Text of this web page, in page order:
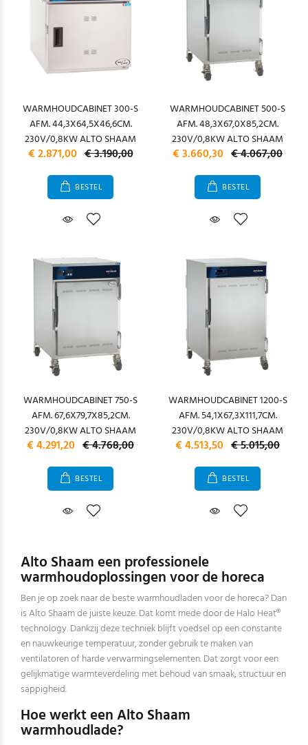
WARMHOUDCABINET 300-S
AFM. 44,3X64,5X46,6CM.
230V/0,8KW ALTO SHAAM
€ 2.871,00 € 3.190,00
BESTEL
WARMHOUDCABINET 500-S
AFM. 48,3X67,0X85,2CM.
230V/0,8KW ALTO SHAAM
€ 3.660,30 € 4.067,00
BESTEL
WARMHOUDCABINET 750-S
AFM. 67,6X79,7X85,2CM.
230V/0,8KW ALTO SHAAM
€ 4.291,20 € 4.768,00
BESTEL
WARMHOUDCABINET 1200-S
AFM. 54,1X67,3X111,7CM.
230V/0,8KW ALTO SHAAM
€ 4.513,50 € 5.015,00
BESTEL
Alto Shaam een professionele
warmhoudoplossingen voor de horeca
Ben je op zoek naar de beste warmhoudladen voor de horeca? Dan
is Alto Shaam de juiste keuze. Dat komt mede door de Halo Heat®
technology. Dankzij deze techniek blijft voedsel op een constante
en nauwkeurige temperatuur, zonder gebruik te maken van
ventilatoren of harde verwarmingselementen. Dat zorgt voor een
gelijkmatige warmteverdeling met behoud van smaak, structuur en
sappigheid.
Hoe werkt een Alto Shaam
warmhoudlade?